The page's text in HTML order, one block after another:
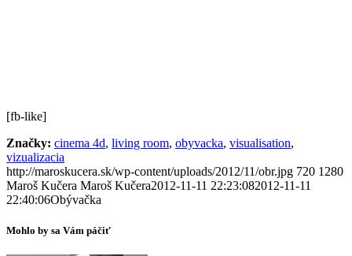
[fb-like]
Značky: cinema 4d, living room, obyvacka, visualisation,
vizualizacia
http://maroskucera.sk/wp-content/uploads/2012/11/obr.jpg 720 1280
Maroš Kučera Maroš Kučera2012-11-11 22:23:082012-11-11
22:40:06Obývačka
Mohlo by sa Vám páčiť